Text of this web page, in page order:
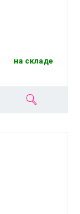
на складе